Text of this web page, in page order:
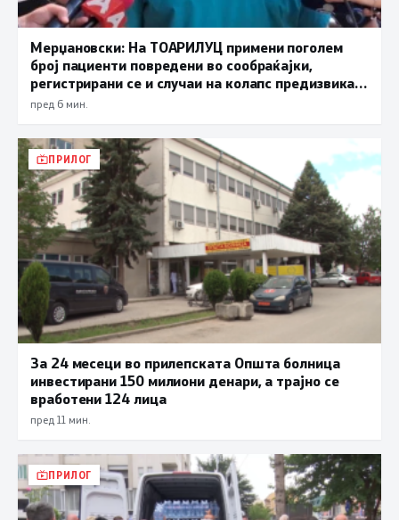
Мерџановски: На ТОАРИЛУЦ примени поголем
број пациенти повредени во сообраќајки,
регистрирани се и случаи на колапс предизвикан
од високите температури
пред 6 мин.
ПРИЛОГ
За 24 месеци во прилепската Општа болница
инвестирани 150 милиони денари, а трајно се
вработени 124 лица
пред 11 мин.
ПРИЛОГ